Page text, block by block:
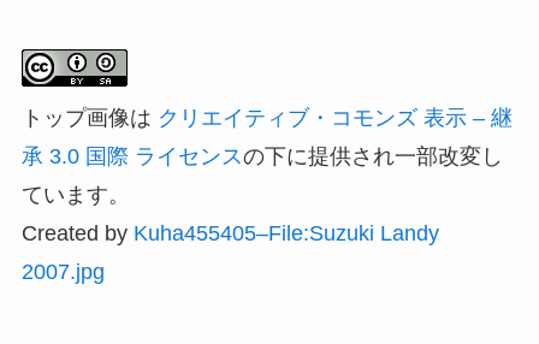
トップ画像は クリエイティブ・コモンズ 表示 – 継
承 3.0 国際 ライセンスの下に提供され一部改変し
ています。
Created by Kuha455405–File:Suzuki Landy
2007.jpg